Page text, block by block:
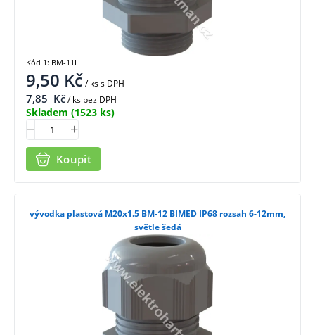
9,50 Kč/ kss DPH
7,85 Kč/ ks bez DPH
Skladem (1523 ks)
Koupit
Kód 1: BM-11L
vývodka plastová M20x1.5 BM-12 BIMED IP68 rozsah 6-12mm,
světle šedá